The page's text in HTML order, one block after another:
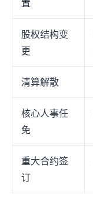
置
股权结构变
更
清算解散
核心人事任
免
重大合约签
订